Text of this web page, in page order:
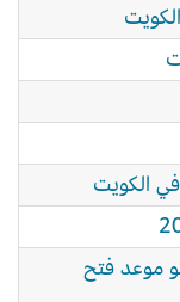
الكويت
موعد فتح